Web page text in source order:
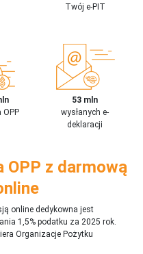
Twój e-PIT
OPP
53 mln
wysłanych e-
deklaracji
OPP z darmową
online dedykowna jest
1,5% podatku za 2025 rok.
Organizacje Pożytku